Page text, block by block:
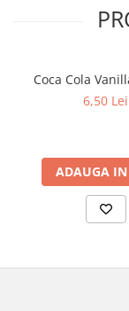
Coca Cola
6,50 Lei
ADAUGA IN